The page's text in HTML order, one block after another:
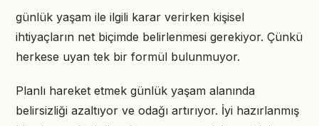
günlük yaşam ile ilgili karar verirken kişisel
ihtiyaçların net biçimde belirlenmesi gerekiyor. Çünkü
herkese uyan tek bir formül bulunmuyor.
Planlı hareket etmek günlük yaşam alanında
belirsizliği azaltıyor ve odağı artırıyor. İyi hazırlanmış